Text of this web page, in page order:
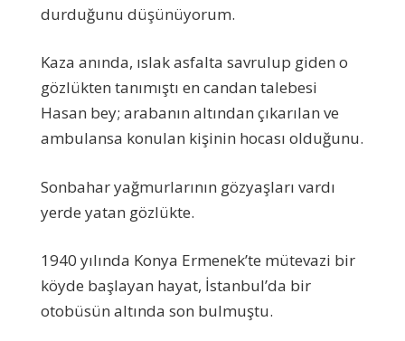
durduğunu düşünüyorum.
Kaza anında, ıslak asfalta savrulup giden o
gözlükten tanımıştı en candan talebesi
Hasan bey; arabanın altından çıkarılan ve
ambulansa konulan kişinin hocası olduğunu.
Sonbahar yağmurlarının gözyaşları vardı
yerde yatan gözlükte.
1940 yılında Konya Ermenek’te mütevazi bir
köyde başlayan hayat, İstanbul’da bir
otobüsün altında son bulmuştu.